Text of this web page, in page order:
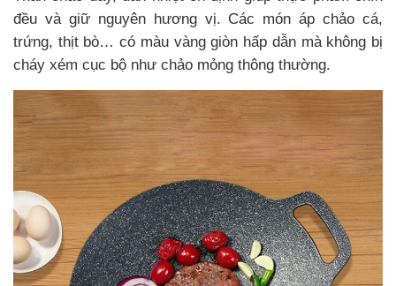
đều và giữ nguyên hương vị. Các món áp chảo cá,
trứng, thịt bò… có màu vàng giòn hấp dẫn mà không bị
cháy xém cục bộ như chảo mỏng thông thường.